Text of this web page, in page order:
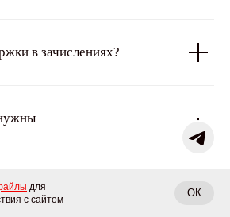
для
с сайтом
ОК
в зачислениях?
переводов?